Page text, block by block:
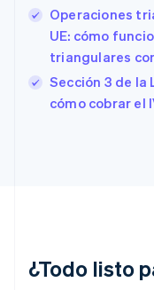
Operaciones
UE: cómo
triangulares
Sección 3 de la
cómo cobrar el
¿Todo listo
España
EspañolEnglish
Estados Unidos
Estonia
English
Hungría